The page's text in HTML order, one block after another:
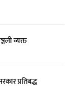
व्यक्त
प्रतिबद्ध